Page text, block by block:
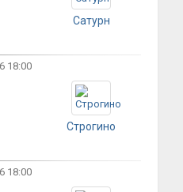
Сатурн
18:00
Строгино
18:00